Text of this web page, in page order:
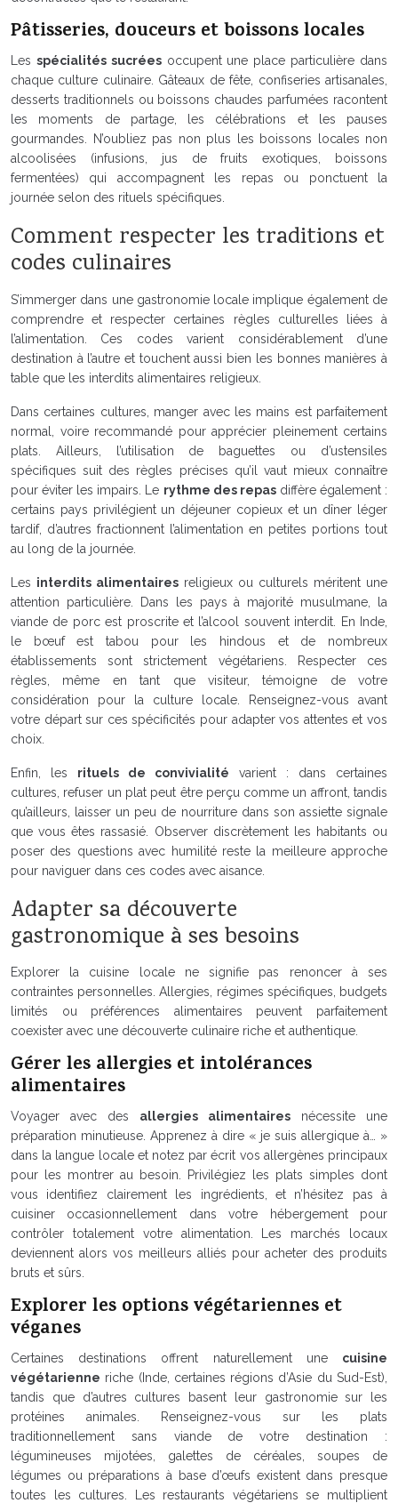
Pâtisseries, douceurs et boissons locales
Les spécialités sucréesoccupent une place particulière dans
chaque culture culinaire. Gâteaux de fête, confiseries artisanales,
desserts traditionnels ou boissons chaudes parfumées racontent
les moments de partage, les célébrations et les pauses
gourmandes. N’oubliez pas non plus les boissons locales non
alcoolisées (infusions, jus de fruits exotiques, boissons
fermentées) qui accompagnent les repas ou ponctuent la
journée selon des rituels spécifiques.
Comment respecter les traditions et
codes culinaires
S’immerger dans une gastronomie locale implique également de
comprendre et respecter certaines règles culturelles liées à
l’alimentation. Ces codes varient considérablement d’une
destination à l’autre et touchent aussi bien les bonnes manières à
table que les interdits alimentaires religieux.
Dans certaines cultures, manger avec les mains est parfaitement
normal, voire recommandé pour apprécier pleinement certains
plats. Ailleurs, l’utilisation de baguettes ou d’ustensiles
spécifiques suit des règles précises qu’il vaut mieux connaître
pour éviter les impairs. Le rythme des repasdiffère également :
certains pays privilégient un déjeuner copieux et un dîner léger
tardif, d’autres fractionnent l’alimentation en petites portions tout
au long de la journée.
Les interdits alimentaires religieux ou culturels méritent une
attention particulière. Dans les pays à majorité musulmane, la
viande de porc est proscrite et l’alcool souvent interdit. En Inde,
le bœuf est tabou pour les hindous et de nombreux
établissements sont strictement végétariens. Respecter ces
règles, même en tant que visiteur, témoigne de votre
considération pour la culture locale. Renseignez-vous avant
votre départ sur ces spécificités pour adapter vos attentes et vos
choix.
Enfin, les rituels de convivialité varient : dans certaines
cultures, refuser un plat peut être perçu comme un affront, tandis
qu’ailleurs, laisser un peu de nourriture dans son assiette signale
que vous êtes rassasié. Observer discrètement les habitants ou
poser des questions avec humilité reste la meilleure approche
pour naviguer dans ces codes avec aisance.
Adapter sa découverte
gastronomique à ses besoins
Explorer la cuisine locale ne signifie pas renoncer à ses
contraintes personnelles. Allergies, régimes spécifiques, budgets
limités ou préférences alimentaires peuvent parfaitement
coexister avec une découverte culinaire riche et authentique.
Gérer les allergies et intolérances
alimentaires
Voyager avec des allergies alimentaires nécessite une
préparation minutieuse. Apprenez à dire « je suis allergique à… »
dans la langue locale et notez par écrit vos allergènes principaux
pour les montrer au besoin. Privilégiez les plats simples dont
vous identifiez clairement les ingrédients, et n’hésitez pas à
cuisiner occasionnellement dans votre hébergement pour
contrôler totalement votre alimentation. Les marchés locaux
deviennent alors vos meilleurs alliés pour acheter des produits
bruts et sûrs.
Explorer les options végétariennes et
véganes
Certaines destinations offrent naturellement une cuisine
végétarienne riche (Inde, certaines régions d’Asie du Sud-Est),
tandis que d’autres cultures basent leur gastronomie sur les
protéines animales. Renseignez-vous sur les plats
traditionnellement sans viande de votre destination :
légumineuses mijotées, galettes de céréales, soupes de
légumes ou préparations à base d’œufs existent dans presque
toutes les cultures. Les restaurants végétariens se multiplient